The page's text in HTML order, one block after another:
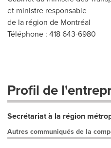
et ministre responsable
de la région de Montréal
Téléphone : 418 643-6980
Profil de
Secrétariat à la région
Autres communiqués de la